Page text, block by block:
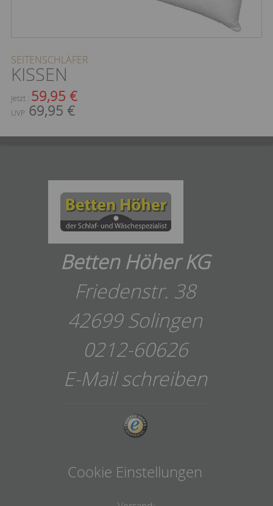
SEITENSCHLÄFER
KISSEN
Jetzt : 59,95 €
UVP 69,95 €
Betten Höher KG
Friedenstr. 38
42699 Solingen
0212-60626
E-Mail schreiben
Cookie Einstellungen